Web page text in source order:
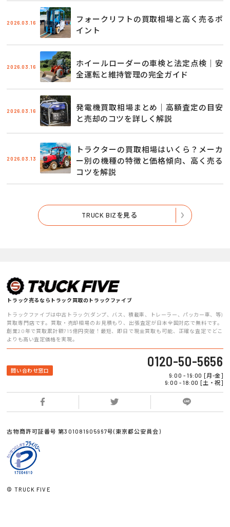
2026.03.16
フォークリフトの買取相場と高く売るポ
イント
2026.03.16
ホイールローダーの車検と法定点検｜安
全運転と維持管理の完全ガイド
2026.03.16
発電機買取相場まとめ｜高額査定の目安
と売却のコツを詳しく解説
2026.03.13
トラクターの買取相場はいくら？メーカ
ー別の機種の特徴と価格傾向、高く売る
コツを解説
TRUCK BIZを見る
トラック売るならトラック買取のトラックファイブ
トラックファイブは中古トラック(ダンプ、バス、積載車、トレーラー、パッカー車、等)
買取専門店です。買取・売却相場のお見積もり、出張査定が日本全国対応で無料です。
創業20年で買取累計額715億円突破！最短、即日で現金買取も可能、正確な査定でどこ
よりも高い査定価格を実現。
問い合わせ窓口
0120-50-5656
9:00 - 19:00 [月-金]
9:00 - 18:00 [土・祝]
古物商許可証番号 第301081905967号(東京都公安員会)
© TRUCK FIVE